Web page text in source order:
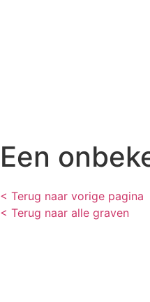
Een
< Terug naar vorige pagina
< Terug naar alle graven